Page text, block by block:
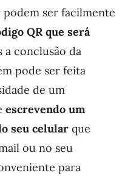
podem ser facilmente
QR que será
a conclusão da
pode ser feita
de um
escrevendo um
seu celular que
ou no seu
para